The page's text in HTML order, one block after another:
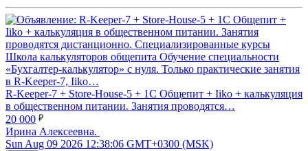
R-Keeper-7 + Store-House-5 + 1С Общепит + Iiko + калькуляция
в общественном питании. Занятия проводятся…
20 000
Ирина Алексеевна.
Sun Aug 09 2026 12:38:06 GMT+0300 (MSK)